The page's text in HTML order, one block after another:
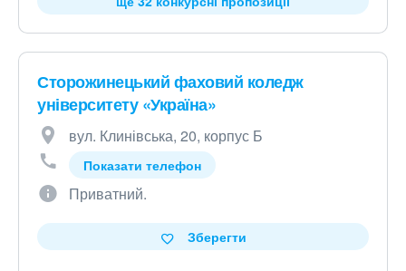
Сторожинецький фаховий коледж
університету «Україна»
вул. Клинівська, 20, корпус Б
Показати телефон
Приватний.
Зберегти